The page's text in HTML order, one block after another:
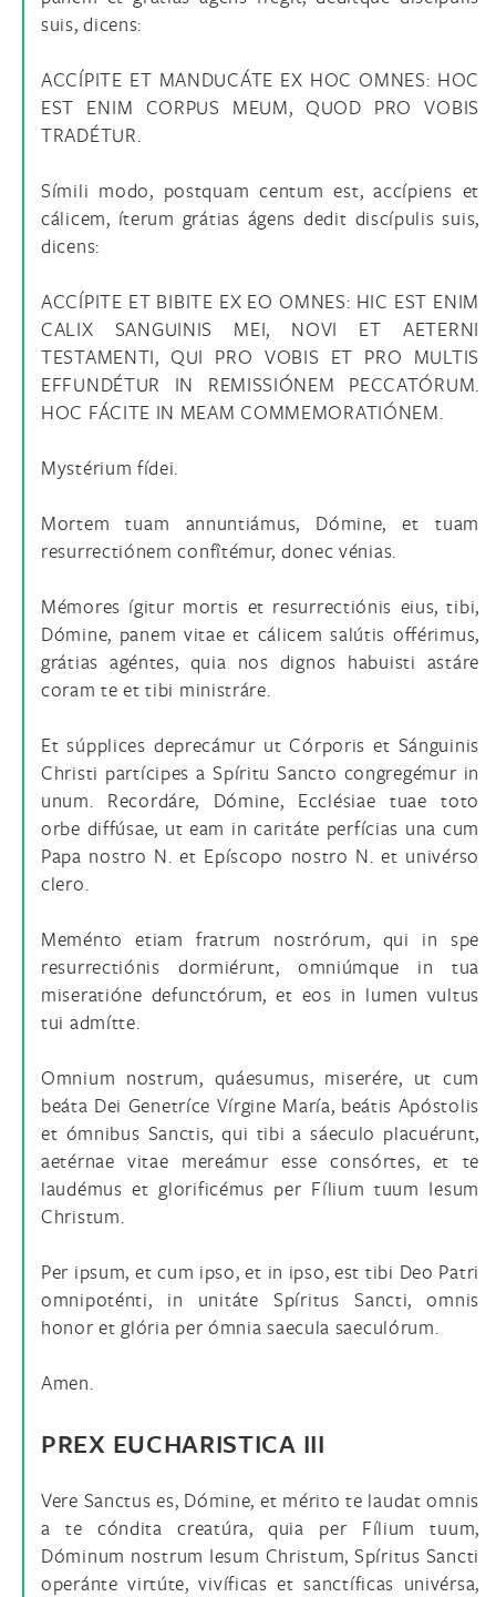
suis, dicens:
ACCÍPITE ET MANDUCÁTE EX HOC OMNES: HOC
EST ENIM CORPUS MEUM, QUOD PRO VOBIS
TRADÉTUR.
Símili modo, postquam centum est, accípiens et
cálicem, íterum grátias ágens dedit discípulis suis,
dicens:
ACCÍPITE ET BIBITE EX EO OMNES: HIC EST ENIM
CALIX SANGUINIS MEI, NOVI ET AETERNI
TESTAMENTI, QUI PRO VOBIS ET PRO MULTIS
EFFUNDÉTUR IN REMISSIÓNEM PECCATÓRUM.
HOC FÁCITE IN MEAM COMMEMORATIÓNEM.
Mystérium fídei.
Mortem tuam annuntiámus, Dómine, et tuam
resurrectiónem confîtémur, donec vénias.
Mémores ígitur mortis et resurrectiónis eius, tibi,
Dómine, panem vitae et cálicem salútis offérimus,
grátias agéntes, quia nos dignos habuisti astáre
coram te et tibi ministráre.
Et súpplices deprecámur ut Córporis et Sánguinis
Christi partícipes a Spíritu Sancto congregémur in
unum. Recordáre, Dómine, Ecclésiae tuae toto
orbe diffúsae, ut eam in caritáte perfícias una cum
Papa nostro N. et Epíscopo nostro N. et univérso
clero.
Meménto etiam fratrum nostrórum, qui in spe
resurrectiónis dormiérunt, omniúmque in tua
miseratióne defunctórum, et eos in lumen vultus
tui admítte.
Omnium nostrum, quáesumus, miserére, ut cum
beáta Dei Genetríce Vírgine María, beátis Apóstolis
et ómnibus Sanctis, qui tibi a sáeculo placuérunt,
aetérnae vitae mereámur esse consórtes, et te
laudémus et glorificémus per Fílium tuum Iesum
Christum.
Per ipsum, et cum ipso, et in ipso, est tibi Deo Patri
omnipoténti, in unitáte Spíritus Sancti, omnis
honor et glória per ómnia saecula saeculórum.
Amen.
PREX EUCHARISTICA III
Vere Sanctus es, Dómine, et mérito te laudat omnis
a te cóndita creatúra, quia per Fílium tuum,
Dóminum nostrum Iesum Christum, Spíritus Sancti
operánte virtúte, vivíficas et sanctíficas univérsa,